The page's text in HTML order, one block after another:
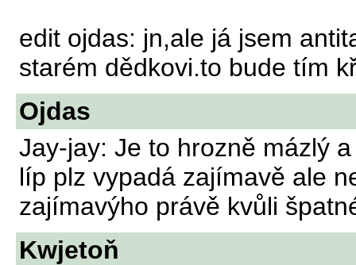
edit ojdas: jn,ale já jsem
starém dědkovi.to bude tím
Ojdas
Jay-jay: Je to hrozně mázlý
líp plz vypadá zajímavě ale
zajímavýho právě kvůli
Kwjetoň